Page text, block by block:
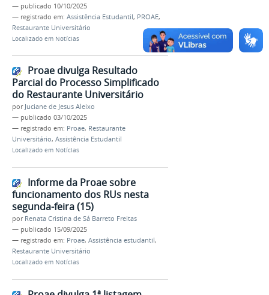
— publicado 10/10/2025
— registrado em: Assistência Estudantil, PROAE,
Restaurante Universitário
Localizado em Notícias
Proae divulga Resultado
Parcial do Processo Simplificado
do Restaurante Universitário
por Juciane de Jesus Aleixo
— publicado 03/10/2025
— registrado em: Proae, Restaurante
Universitário, Assistência Estudantil
Localizado em Notícias
Informe da Proae sobre
funcionamento dos RUs nesta
segunda-feira (15)
por Renata Cristina de Sá Barreto Freitas
— publicado 15/09/2025
— registrado em: Proae, Assistência estudantil,
Restaurante Universitário
Localizado em Notícias